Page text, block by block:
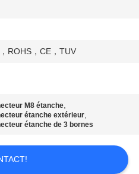
ROHS，CE，TUV
M8 étanche,
étanche extérieur,
étanche de 3 bornes